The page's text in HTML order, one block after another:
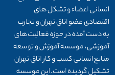
انسانی اعضاء و تشکل های
اقتصادی عضو اتاق تهران و تجارب
به دست آمده در حوزه فعالیت های
آموزشی، موسسه آموزش و توسعه
منابع انسانی کسب و کار اتاق تهران
تشکیل گردیده است. این موسسه